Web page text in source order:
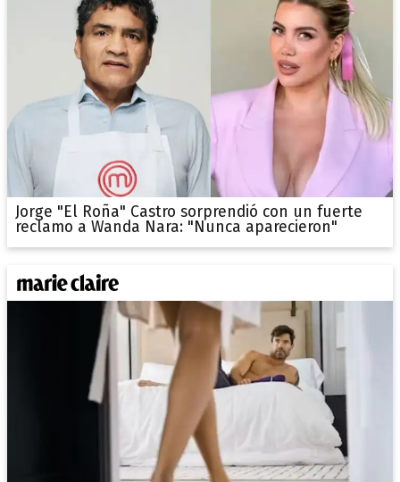
Jorge "El Roña" Castro sorprendió con un fuerte
reclamo a Wanda Nara: "Nunca aparecieron"